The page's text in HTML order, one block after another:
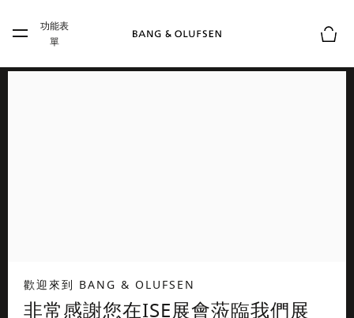
Skip to main footer
功能表
單
歡迎來到 BANG & OLUFSEN
非常感謝您在ISE展會蒞臨我們展